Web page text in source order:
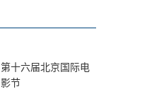
第十六届北京国际电
影节